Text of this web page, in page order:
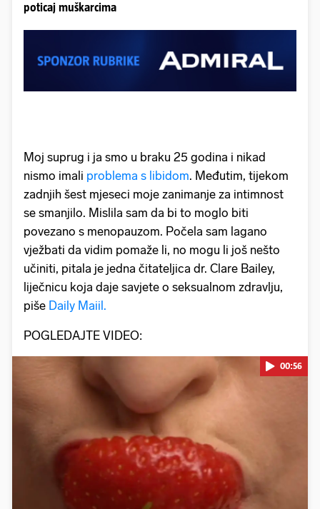
poticaj muškarcima
Moj suprug i ja smo u braku 25 godina i nikad
nismo imali problema s libidom. Međutim, tijekom
zadnjih šest mjeseci moje zanimanje za intimnost
se smanjilo. Mislila sam da bi to moglo biti
povezano s menopauzom. Počela sam lagano
vježbati da vidim pomaže li, no mogu li još nešto
učiniti, pitala je jedna čitateljica dr. Clare Bailey,
liječnicu koja daje savjete o seksualnom zdravlju,
piše Daily Maiil.
POGLEDAJTE VIDEO:
Pokretanje videa...
00:56